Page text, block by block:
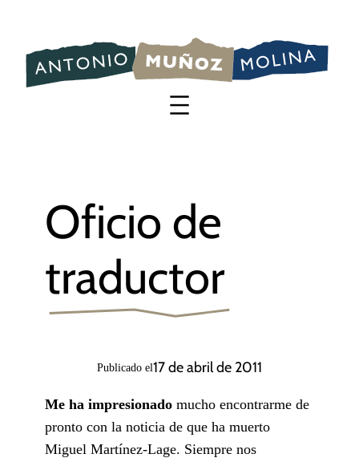
contenido
Oficio de
traductor
Publicado el17 de abril de 2011
Me ha impresionado mucho encontrarme de
pronto con la noticia de que ha muerto
Miguel Martínez-Lage. Siempre nos